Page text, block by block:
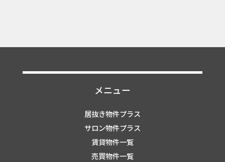
メニュー
居抜き物件プラス
サロン物件プラス
賃貸物件一覧
売買物件一覧